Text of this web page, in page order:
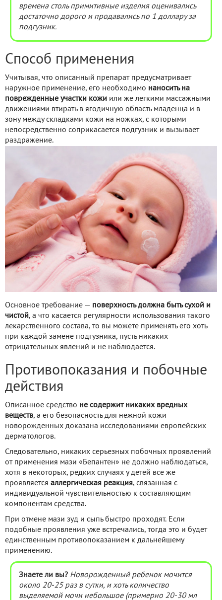
времена столь примитивные изделия оценивались
достаточно дорого и продавались по 1 доллару за
подгузник.
Способ применения
Учитывая, что описанный препарат предусматривает
наружное применение, его необходимо наносить на
поврежденные участки кожи или же легкими массажными
движениями втирать в ягодичную область младенца и в
зону между складками кожи на ножках, с которыми
непосредственно соприкасается подгузник и вызывает
раздражение.
Основное требование — поверхность должна быть сухой и
чистой, а что касается регулярности использования такого
лекарственного состава, то вы можете применять его хоть
при каждой замене подгузника, пусть никаких
отрицательных явлений и не наблюдается.
Противопоказания и побочные
действия
Описанное средство не содержит никаких вредных
веществ, а его безопасность для нежной кожи
новорожденных доказана исследованиями европейских
дерматологов.
Следовательно, никаких серьезных побочных проявлений
от применения мази «Бепантен» не должно наблюдаться,
хотя в некоторых, редких случаях у детей все же
проявляется аллергическая реакция, связанная с
индивидуальной чувствительностью к составляющим
компонентам средства.
При отмене мази зуд и сыпь быстро проходят. Если
подобные проявления уже встречались, тогда это и будет
единственным противопоказанием к дальнейшему
применению.
Знаете ли вы? Новорожденный ребенок мочится
около 20-25 раз в сутки, и хоть количество
выделяемой мочи небольшое (примерно 20-30 мл